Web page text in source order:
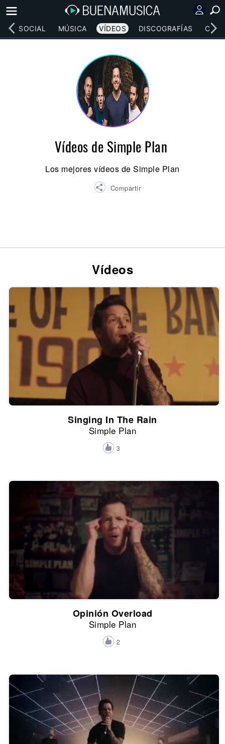
RED SOCIAL MÚSICA VÍDEOS DISCOGRAFÍAS
Vídeos de Simple Plan
Los mejores vídeos de Simple Plan
Compartir
Vídeos
Singing In The Rain
Simple Plan
3
Opinión Overload
Simple Plan
2